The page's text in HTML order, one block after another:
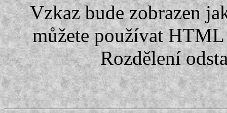
Vzkaz bude zobrazen
můžete používat
Rozdělení